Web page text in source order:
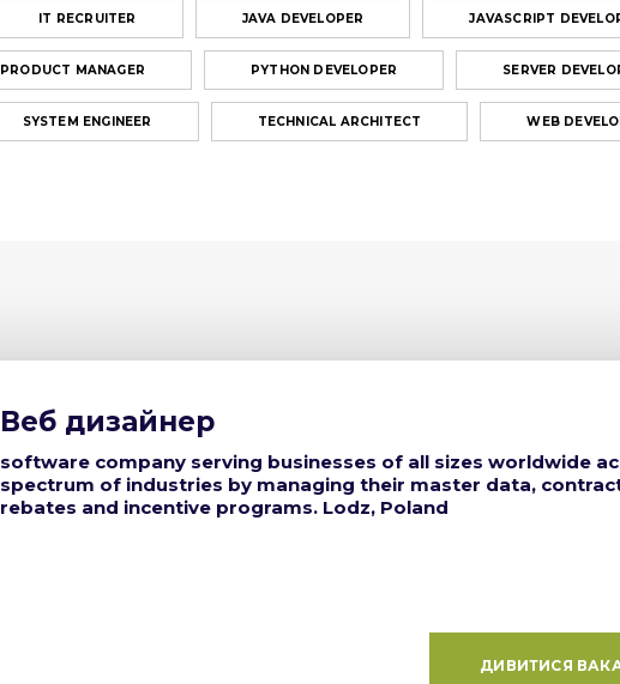
IT RECRUITER JAVA DEVELOPER JAVASCRIPT
PRODUCT MANAGER PYTHON DEVELOPER SERVER
SYSTEM ENGINEER TECHNICAL ARCHITECT WEB
Веб дизайнер
software company serving businesses of all sizes worldwide
spectrum of industries by managing their master data,
rebates and incentive programs. Lodz, Poland
ДИВИТИСЯ